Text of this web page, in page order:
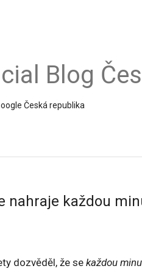
Blog
Česká republika
nahraje každou
dozvěděl, že se každou